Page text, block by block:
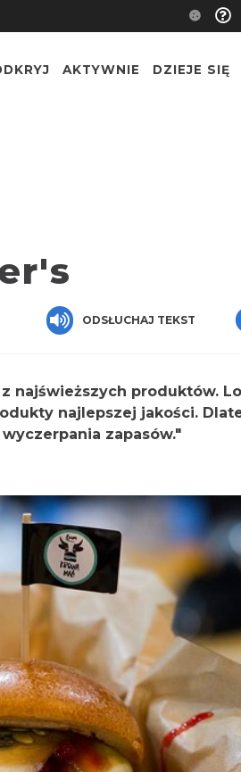
AKTYWNIE DZIEJE SIĘ
ODSŁUCHAJ TEKST
najświeższych produktów.
najlepszej jakości.
zapasów."